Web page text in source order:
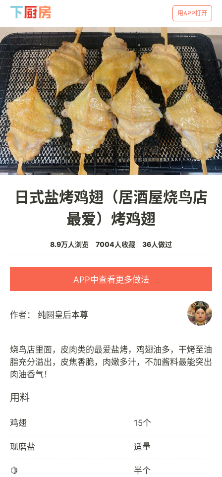
用APP打开
日式盐烤鸡翅（居酒屋烧鸟店
最爱）烤鸡翅
8.9万人浏览 7004人收藏 36人做过
APP中查看更多做法
作者： 纯圆皇后本尊
烧鸟店里面，皮肉类的最爱盐烤，鸡翅油多，干烤至油
脂充分溢出，皮焦香脆，肉嫩多汁，不加酱料最能突出
用料
鸡翅 15个
现磨盐 适量
🍋 半个